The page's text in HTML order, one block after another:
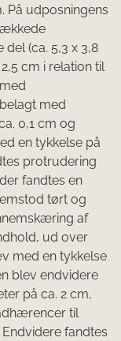
På udposningens
(ca. 5,3 x 3,8
cm i relation til
med
0,1 cm og
en tykkelse på
protrudering
fandtes en
tørt og
af
ud over
med en tykkelse
blev endvidere
på ca. 2 cm,
til
fandtes